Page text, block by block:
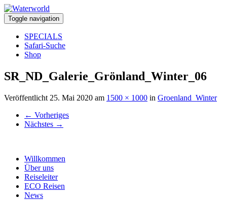
Toggle navigation
SPECIALS
Safari-Suche
Shop
SR_ND_Galerie_Grönland_Winter_06
Veröffentlicht 25. Mai 2020 am 1500 × 1000 in Groenland_Winter
← Vorheriges
Nächstes →
Willkommen
Über uns
Reiseleiter
ECO Reisen
News